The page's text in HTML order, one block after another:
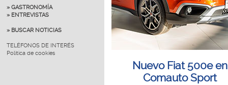
» GASTRONOMÍA
» ENTREVISTAS
» BUSCAR NOTICIAS
TELÉFONOS DE INTERÉS
Política de cookies
Nuevo Fiat 500e en
Comauto Sport